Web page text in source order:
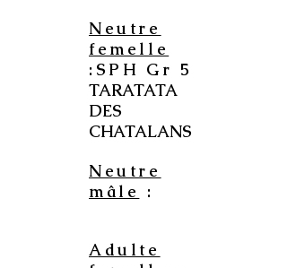
Neutre
femelle
:SPH Gr 5
TARATATA
DES
CHATALANS
Neutre
mâle
:
Adulte